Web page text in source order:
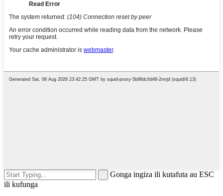
Gonga ingiza ili kutafuta au ESC
ili kufunga